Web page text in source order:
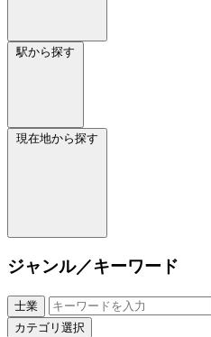
駅から探す
現在地から探す
ジャンル／キーワード
士業
カテゴリ選択